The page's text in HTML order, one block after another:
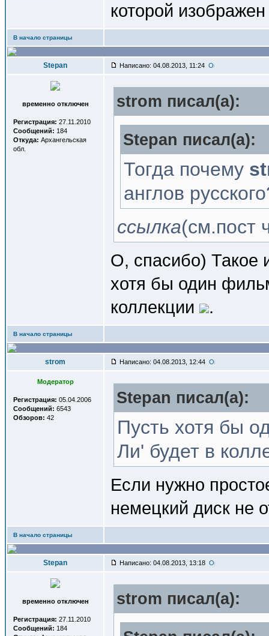
которой
В начало страницы
Stepan Написано: 04.08.2013, 11:24
временно отключен
Регистрация: 27.11.2010
Сообщений: 184
Откуда: Архангельская
обл.
strom писал(a):
Stepan писал(a):
Тогда почему
англов
ссылка(см.пост
О, спасибо) Такое
хотя бы один
коллекции
.
В начало страницы
strom Написано: 04.08.2013, 12:44
Модератор
Регистрация: 05.04.2006
Сообщений: 6543
Обзоров: 42
Stepan писал(a):
Пусть хотя бы
Ли' будет в
Если нужно
немецкий диск не
В начало страницы
Stepan Написано: 04.08.2013, 13:18
временно отключен
Регистрация: 27.11.2010
Сообщений: 184
strom писал(a):